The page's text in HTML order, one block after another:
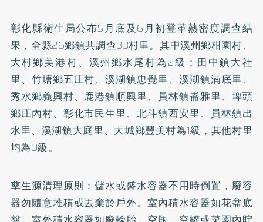
彰化縣衛生局公布5月底及6月初登革熱密度調查結
果，全縣26鄉鎮共調查33村里。其中溪州鄉柑園村、
大村鄉美港村、溪州鄉水尾村為2級；田中鎮大社
里、竹塘鄉五庄村、溪湖鎮忠覺里、溪湖鎮湳底里、
秀水鄉義興村、鹿港鎮順興里、員林鎮崙雅里、埤頭
鄉庄內村、彰化市民生里、北斗鎮西安里、員林鎮出
水里、溪湖鎮大庭里、大城鄉豐美村為1級，其他村里
均為0級。
孳生源清理原則：儲水或盛水容器不用時倒置，廢容
器勿隨意堆積或丟棄於戶外。室內積水容器如花盆底